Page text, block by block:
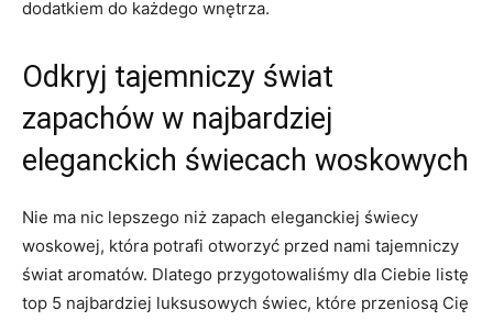
dodatkiem do każdego wnętrza.
Odkryj tajemniczy świat
zapachów w najbardziej
eleganckich świecach woskowych
Nie ⁤ma nic lepszego niż zapach eleganckiej​ świecy
woskowej, która potrafi otworzyć przed ⁣nami⁢ tajemniczy
świat aromatów. Dlatego⁣ przygotowaliśmy dla ‌Ciebie listę
top 5 najbardziej luksusowych świec, które przeniosą ⁢Cię